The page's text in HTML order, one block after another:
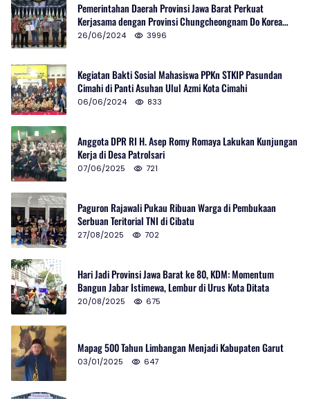
Pemerintahan Daerah Provinsi Jawa Barat Perkuat
Kerjasama dengan Provinsi Chungcheongnam Do Korea
Selatan
26/06/2024 3996
Kegiatan Bakti Sosial Mahasiswa PPKn STKIP Pasundan
Cimahi di Panti Asuhan Ulul Azmi Kota Cimahi
06/06/2024 833
Anggota DPR RI H. Asep Romy Romaya Lakukan Kunjungan
Kerja di Desa Patrolsari
07/06/2025 721
Paguron Rajawali Pukau Ribuan Warga di Pembukaan
Serbuan Teritorial TNI di Cibatu
27/08/2025 702
Hari Jadi Provinsi Jawa Barat ke 80, KDM: Momentum
Bangun Jabar Istimewa, Lembur di Urus Kota Ditata
20/08/2025 675
Mapag 500 Tahun Limbangan Menjadi Kabupaten Garut
03/01/2025 647